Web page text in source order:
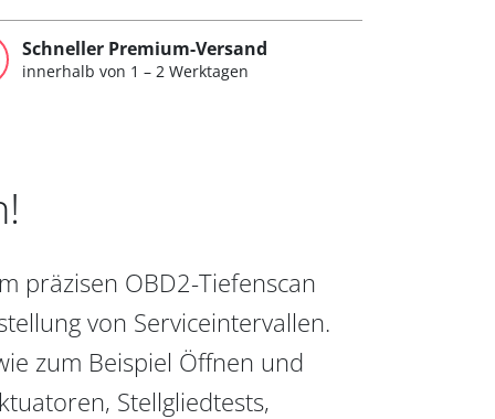
Schneller Premium-Versand
innerhalb von 1 – 2 Werktagen
präzisen OBD2-Tiefenscan
von Serviceintervallen.
zum Beispiel Öffnen und
Stellgliedtests,